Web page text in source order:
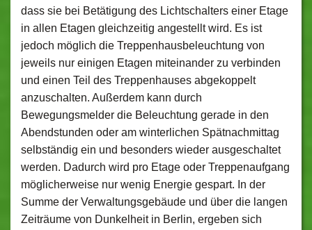
dass sie bei Betätigung des Lichtschalters einer Etage
in allen Etagen gleichzeitig angestellt wird. Es ist
jedoch möglich die Treppenhausbeleuchtung von
jeweils nur einigen Etagen miteinander zu verbinden
und einen Teil des Treppenhauses abgekoppelt
anzuschalten. Außerdem kann durch
Bewegungsmelder die Beleuchtung gerade in den
Abendstunden oder am winterlichen Spätnachmittag
selbständig ein und besonders wieder ausgeschaltet
werden. Dadurch wird pro Etage oder Treppenaufgang
möglicherweise nur wenig Energie gespart. In der
Summe der Verwaltungsgebäude und über die langen
Zeiträume von Dunkelheit in Berlin, ergeben sich